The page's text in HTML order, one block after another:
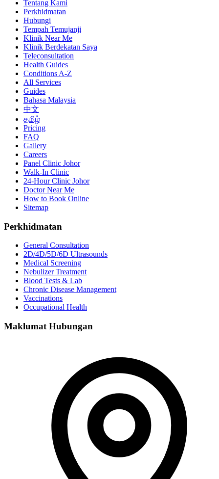
Tentang Kami
Perkhidmatan
Hubungi
Tempah Temujanji
Klinik Near Me
Klinik Berdekatan Saya
Teleconsultation
Health Guides
Conditions A-Z
All Services
Guides
Bahasa Malaysia
中文
தமிழ்
Pricing
FAQ
Gallery
Careers
Panel Clinic Johor
Walk-In Clinic
24-Hour Clinic Johor
Doctor Near Me
How to Book Online
Sitemap
Perkhidmatan
General Consultation
2D/4D/5D/6D Ultrasounds
Medical Screening
Nebulizer Treatment
Blood Tests & Lab
Chronic Disease Management
Vaccinations
Occupational Health
Maklumat Hubungan